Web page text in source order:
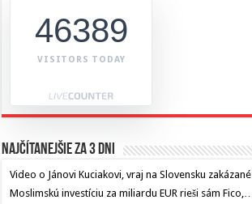
46389
VISITORS TODAY
Najčítanejšie za 3 dni
Video o Jánovi Kuciakovi, vraj na Slovensku zakázané
Moslimskú investíciu za miliardu EUR rieši sám Fico,…